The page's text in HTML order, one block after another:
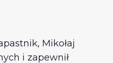
Mikołaj
i zapewnił